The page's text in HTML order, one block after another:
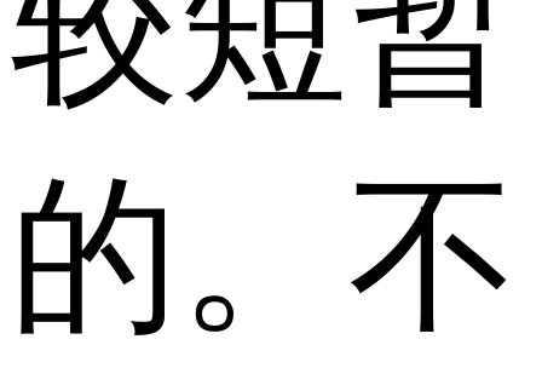
的。不